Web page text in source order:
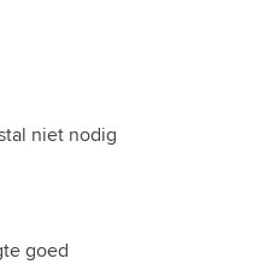
niet nodig
goed